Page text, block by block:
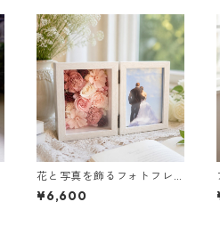
花と写真を飾るフォトフレ
ーム（ピンク）｜お祝いギ
フトに
¥6,600